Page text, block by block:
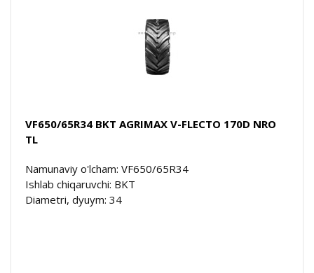
VF650/65R34 BKT AGRIMAX V-FLECTO 170D NRO
TL
Namunaviy o'lcham: VF650/65R34
Ishlab chiqaruvchi: BKT
Diametri, dyuym: 34